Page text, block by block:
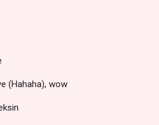
(Hahaha), wow